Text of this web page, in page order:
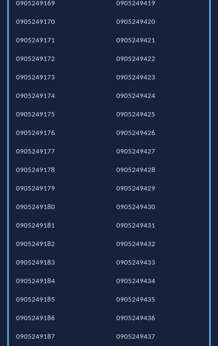
0905249169
0905249170
0905249171
0905249172
0905249173
0905249174
0905249175
0905249176
0905249177
0905249178
0905249179
0905249180
0905249181
0905249182
0905249183
0905249184
0905249185
0905249186
0905249187
0905249419
0905249420
0905249421
0905249422
0905249423
0905249424
0905249425
0905249426
0905249427
0905249428
0905249429
0905249430
0905249431
0905249432
0905249433
0905249434
0905249435
0905249436
0905249437